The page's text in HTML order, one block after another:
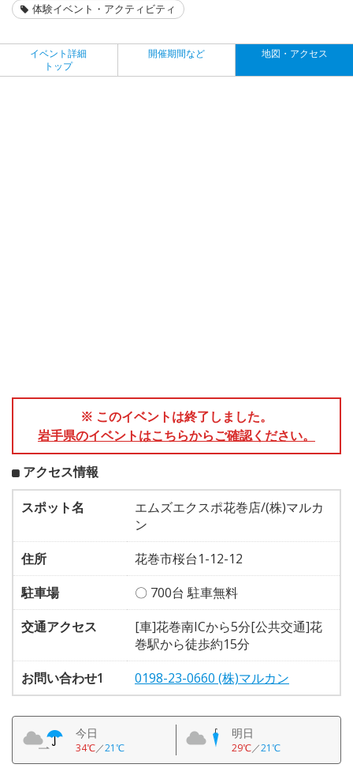
体験イベント・アクティビティ
イベント詳細
トップ
開催期間など 地図・アクセス
※ このイベントは終了しました。
岩手県のイベントはこちらからご確認ください。
アクセス情報
スポット名
エムズエクスポ花巻店/(株)マルカ
ン
住所
花巻市桜台1-12-12
駐車場
〇 700台 駐車無料
交通アクセス
[車]花巻南ICから5分[公共交通]花
巻駅から徒歩約15分
お問い合わせ1
0198-23-0660 (株)マルカン
今日
34℃／21℃
明日
29℃／21℃